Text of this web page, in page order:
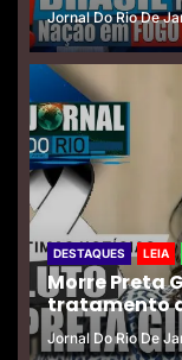
Jornal Do Rio De
DESTAQUES LEIA
Morre Preta
tratamento
Jornal Do Rio De